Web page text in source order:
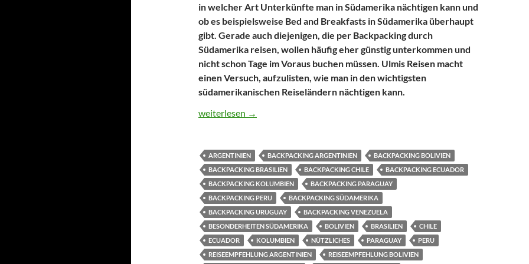
in welcher Art Unterkünfte man in Südamerika nächtigen kann und
ob es beispielsweise Bed and Breakfasts in Südamerika überhaupt
gibt. Gerade auch diejenigen, die per Backpacking durch
Südamerika reisen, wollen häufig eher günstig unterkommen und
nicht schon Tage im Voraus buchen müssen. Ulmis Reisen macht
einen Versuch, aufzulisten, wie man in den wichtigsten
südamerikanischen Reiseländern nächtigen kann.
Unterkünfte Südamerika – Bed and Breakfast, private Pension, Hostel, Hostal,
weiterlesen →
ARGENTINIEN BACKPACKING ARGENTINIEN
BACKPACKING BOLIVIEN
BACKPACKING BRASILIEN
BACKPACKING CHILE
BACKPACKING ECUADOR
BACKPACKING KOLUMBIEN
BACKPACKING PARAGUAY
BACKPACKING PERU
BACKPACKING SÜDAMERIKA
BACKPACKING URUGUAY
BACKPACKING VENEZUELA
BESONDERHEITEN SÜDAMERIKA
BOLIVIEN BRASILIEN
CHILE
ECUADOR
KOLUMBIEN NÜTZLICHES PARAGUAY
PERU
REISEEMPFEHLUNG ARGENTINIEN
REISEEMPFEHLUNG BOLIVIEN